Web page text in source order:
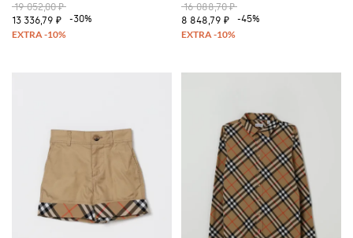
19 052,00 ₽
13 336,79 ₽
-30%
16 088,70 ₽
8 848,79 ₽
-45%